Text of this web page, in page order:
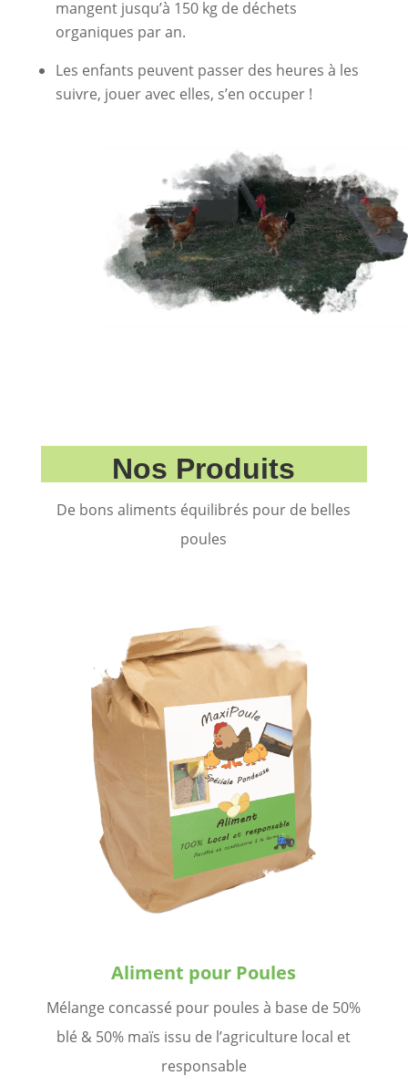
mangent jusqu’à 150 kg de déchets
organiques par an.
Les enfants peuvent passer des heures à les
suivre, jouer avec elles, s’en occuper !
Nos Produits
De bons aliments équilibrés pour de belles
poules
Aliment pour Poules
Mélange concassé pour poules à base de 50%
blé & 50% maïs issu de l’agriculture local et
responsable